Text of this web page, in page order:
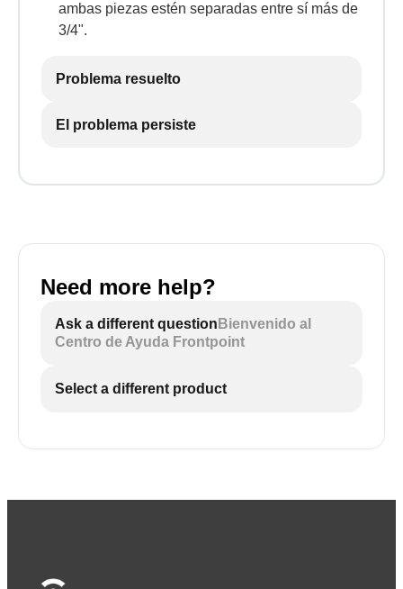
ambas piezas estén separadas entre sí más de
3/4".
Problema resuelto
El problema persiste
Need more help?
Ask a different question Bienvenido al
Centro de Ayuda Frontpoint
Select a different product